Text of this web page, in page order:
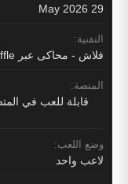
29 May 2026
التقنية:
فلاش - محاكى عبر Ruffle
المنصة:
قابلة للعب في
وضع اللعب:
لاعب واحد